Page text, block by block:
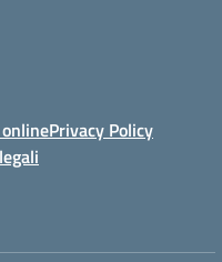
Privacy Policy